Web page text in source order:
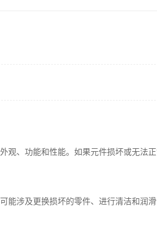
观、功能和性能。如果元件损坏或无法
能涉及更换损坏的零件、进行清洁和润